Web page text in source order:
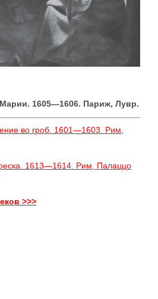
1605—1606. Париж, Лувр.
во гроб. 1601—1603. Рим,
1613—1614. Рим, Палаццо
>>>